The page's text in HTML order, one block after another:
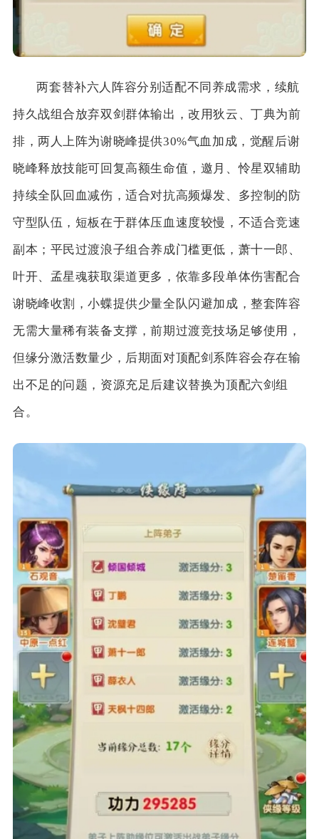
两套替补六人阵容分别适配不同养成需求，续航
持久战组合放弃双剑群体输出，改用狄云、丁典为前
排，两人上阵为谢晓峰提供30%气血加成，觉醒后谢
晓峰释放技能可回复高额生命值，邀月、怜星双辅助
持续全队回血减伤，适合对抗高频爆发、多控制的防
守型队伍，短板在于群体压血速度较慢，不适合竞速
副本；平民过渡浪子组合养成门槛更低，萧十一郎、
叶开、孟星魂获取渠道更多，依靠多段单体伤害配合
谢晓峰收割，小蝶提供少量全队闪避加成，整套阵容
无需大量稀有装备支撑，前期过渡竞技场足够使用，
但缘分激活数量少，后期面对顶配剑系阵容会存在输
出不足的问题，资源充足后建议替换为顶配六剑组
合。